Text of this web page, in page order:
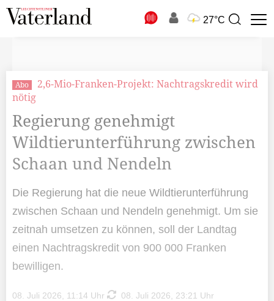
27°C
Suchbegriff
Abo
2,6-Mio-Franken-Projekt: Nachtragskredit wird
nötig
Regierung genehmigt
Wildtierunterführung zwischen
Schaan und Nendeln
Die Regierung hat die neue Wildtierunterführung
zwischen Schaan und Nendeln genehmigt. Um sie
zeitnah umsetzen zu können, soll der Landtag
einen Nachtragskredit von 900 000 Franken
bewilligen.
08. Juli 2026, 11:14 Uhr 08. Juli 2026, 23:21 Uhr